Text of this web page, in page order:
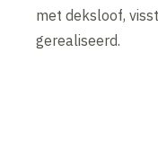
met deksloof,
gerealiseerd.